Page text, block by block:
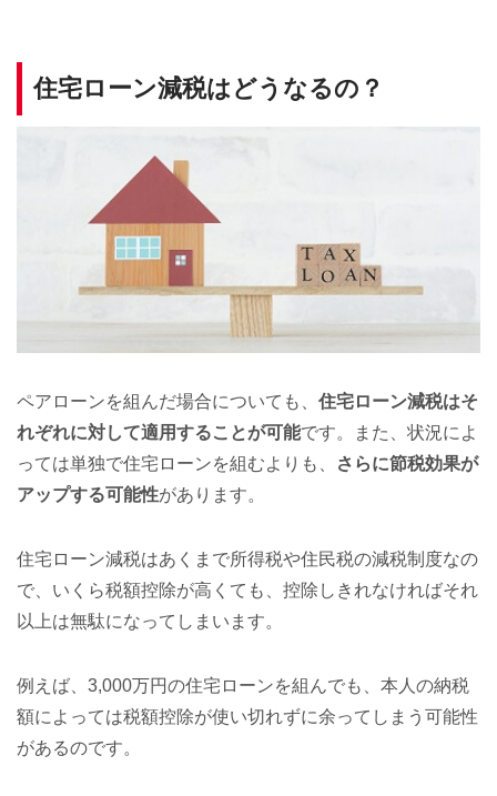
住宅ローン減税はどうなるの？
ペアローンを組んだ場合についても、 住宅ローン減税はそ
れぞれに対して適用することが可能です。また、状況によ
っては単独で住宅ローンを組むよりも、
さらに節税効果が
アップする可能性があります。
住宅ローン減税はあくまで所得税や住民税の減税制度なの
で、いくら税額控除が高くても、控除しきれなければそれ
以上は無駄になってしまいます。
例えば、3,000万円の住宅ローンを組んでも、本人の納税
額によっては税額控除が使い切れずに余ってしまう可能性
があるのです。